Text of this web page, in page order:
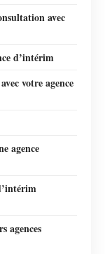
avec
d’intérim
votre agence
agence
agences